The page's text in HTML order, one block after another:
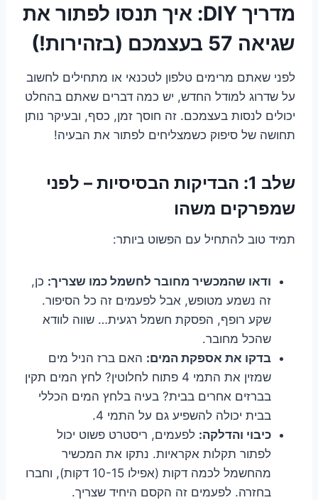
מדריך DIY: איך תנסו לפתור את
שגיאה 57 בעצמכם (בזהירות!)
לפני שאתם מרימים טלפון לטכנאי או מתחילים לחשוב
על שדרוג למודל החדש, יש כמה דברים שאתם בהחלט
יכולים לנסות בעצמכם. זה חוסך זמן, כסף, ובעיקר נותן
תחושה של סיפוק כשמצליחים לפתור את הבעיה!
שלב 1: הבדיקות הבסיסיות – לפני
שמפרקים משהו
תמיד טוב להתחיל עם הפשוט ביותר:
ודאו שהמכשיר מחובר לחשמל כמו שצריך: כן,
זה נשמע מטופש, אבל לפעמים זה כל הסיפור.
שקע רופף, הפסקת חשמל רגעית… שווה לוודא
שהכל מחובר.
בדקו את אספקת המים: האם ברז הניל מים
שמזין את התמי 4 פתוח לחלוטין? לחץ המים תקין
בברזים אחרים בבית? בעיה בלחץ המים הכללי
בבית יכולה להשפיע גם על התמי 4.
כיבוי והדלקה: לפעמים, ריסטרט פשוט יכול
לפתור תקלות אקראיות. נתקו את המכשיר
מהחשמל לכמה דקות (אפילו 10-15 דקות), וחברו
בחזרה. לפעמים זה הקסם היחיד שצריך.